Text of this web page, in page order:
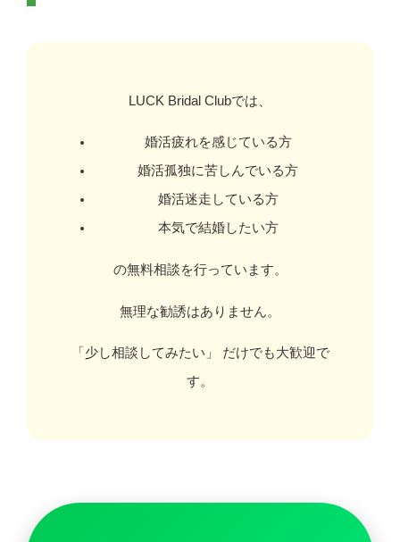
LUCK Bridal Clubでは、
婚活疲れを感じている方
婚活孤独に苦しんでいる方
婚活迷走している方
本気で結婚したい方
の無料相談を行っています。
無理な勧誘はありません。
「少し相談してみたい」 だけでも大歓迎で
す。